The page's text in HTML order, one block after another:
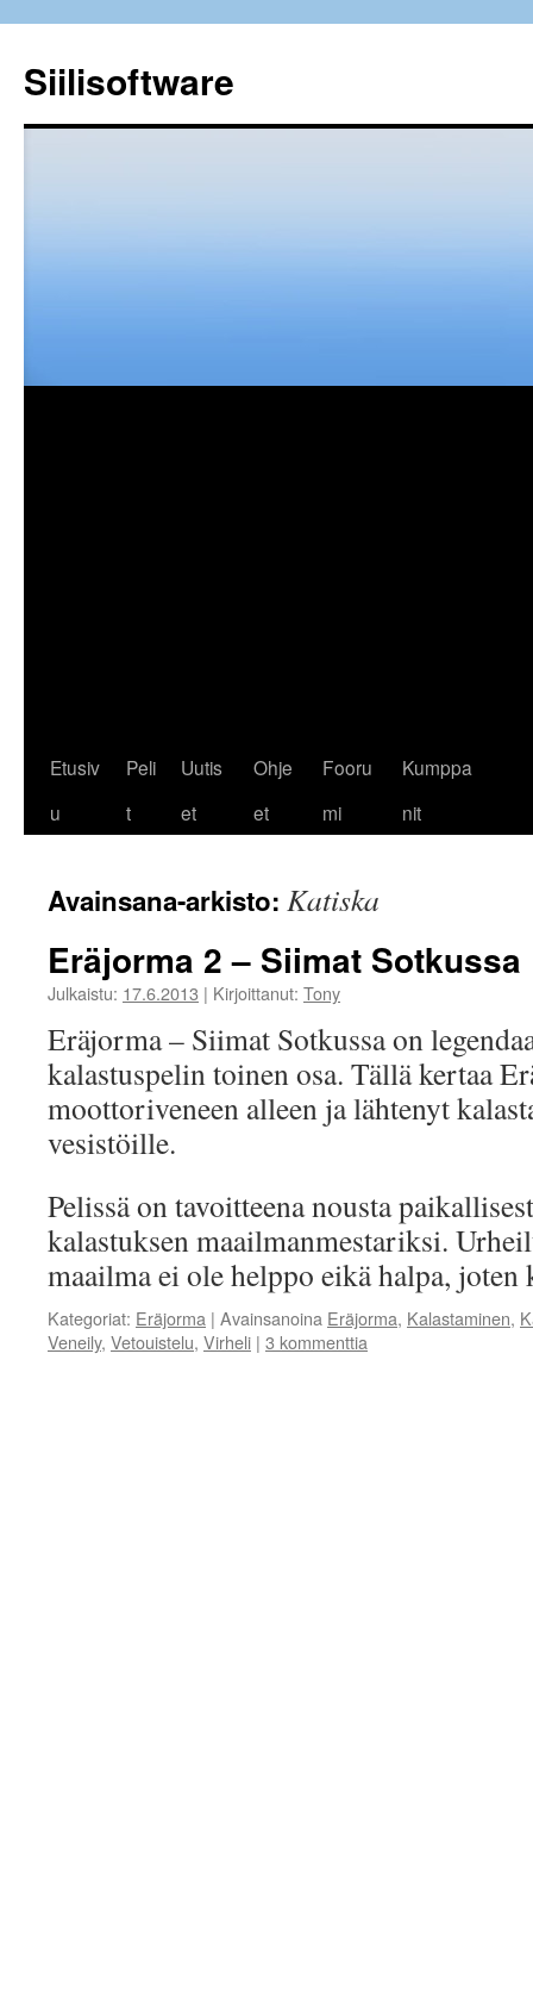
Siilisoftware
Etusiv
u
Peli
t
Uutis
et
Ohje
et
Fooru
mi
Kumppa
nit
Avainsana-arkisto: Katiska
Eräjorma 2 – Siimat Sotkussa
Julkaistu: 17.6.2013 | Kirjoittanut: Tony
Eräjorma – Siimat Sotkussa on
kalastuspelin toinen osa. Tällä kertaa
moottoriveneen alleen ja lähtenyt
vesistöille.
Pelissä on tavoitteena nousta
kalastuksen maailmanmestariksi.
maailma ei ole helppo eikä halpa,
Kategoriat: Eräjorma | Avainsanoina Eräjorma, Kalastaminen,
Veneily, Vetouistelu, Virheli | 3 kommenttia